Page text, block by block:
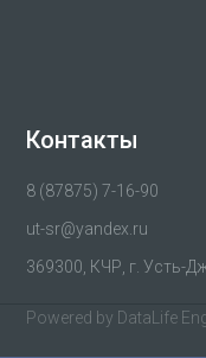
Контакты
8 (87875) 7-16-90
ut-sr@yandex.ru
369300, КЧР, г. Усть-
Powered by DataLife